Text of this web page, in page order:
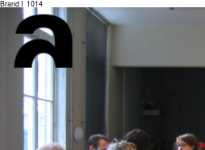
Brand I_1014